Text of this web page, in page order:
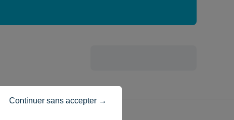
Continuer sans accepter →